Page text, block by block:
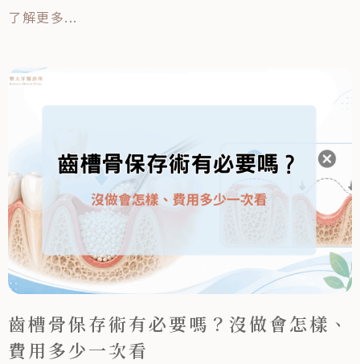
了解更多...
齒槽骨保存術有必要嗎？沒做會怎樣、
費用多少一次看